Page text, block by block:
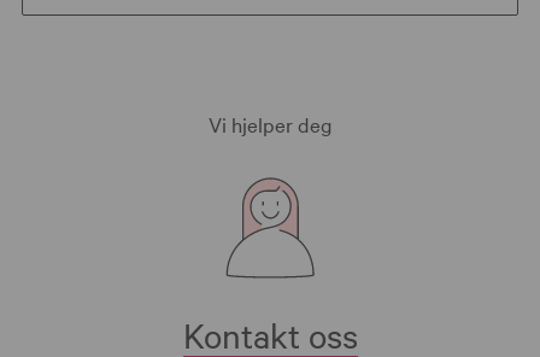
Vi hjelper deg
Kontakt oss